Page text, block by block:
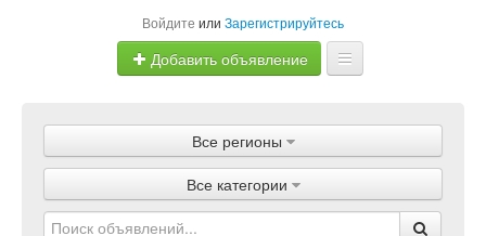
Войдите или Зарегистрируйтесь
Добавить объявление
Объявления
Магазины
Все регионы
Все категории